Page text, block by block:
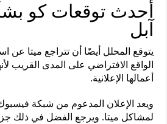
أحدث توقعات كو
آبل
يتوقع المحلل أيضًا أن تتراجع ميتا عن
الواقع الافتراضي على المدى القريب
أعمالها الإعلانية.
ويعد الإعلان المدعوم من شبكة فيسبوك
لمشاكل ميتا. ويرجع الفضل في ذلك